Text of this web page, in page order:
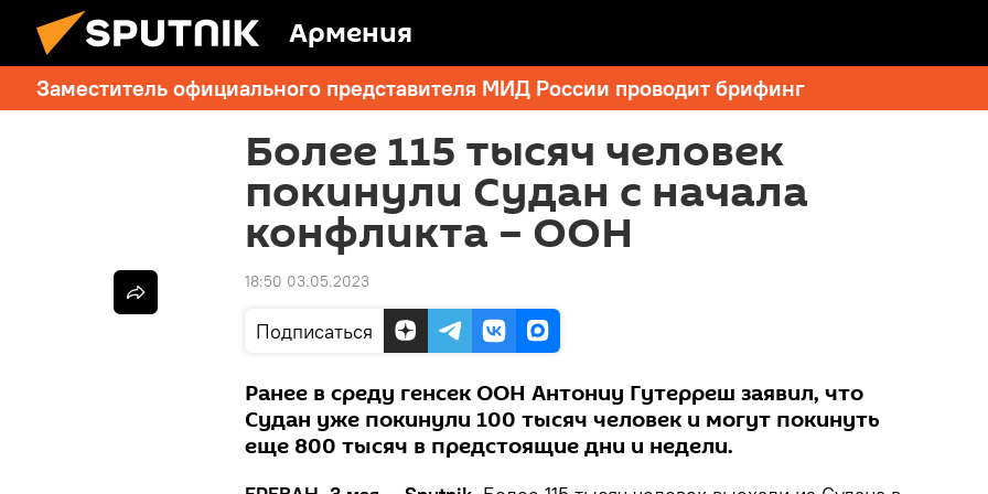
Армения
Заместитель официального представителя МИД России проводит брифинг
Более 115 тысяч человек
покинули Судан с начала
конфликта – ООН
18:50 03.05.2023
Подписаться
Ранее в среду генсек ООН Антониу Гутерреш заявил, что
Судан уже покинули 100 тысяч человек и могут покинуть
еще 800 тысяч в предстоящие дни и недели.